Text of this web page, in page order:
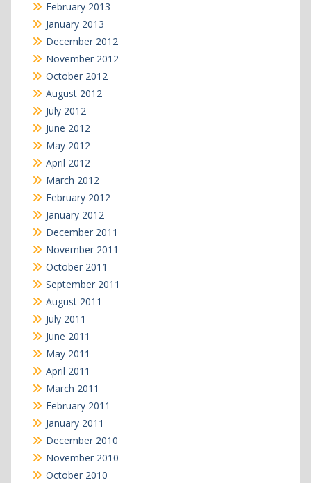
February 2013
January 2013
December 2012
November 2012
October 2012
August 2012
July 2012
June 2012
May 2012
April 2012
March 2012
February 2012
January 2012
December 2011
November 2011
October 2011
September 2011
August 2011
July 2011
June 2011
May 2011
April 2011
March 2011
February 2011
January 2011
December 2010
November 2010
October 2010